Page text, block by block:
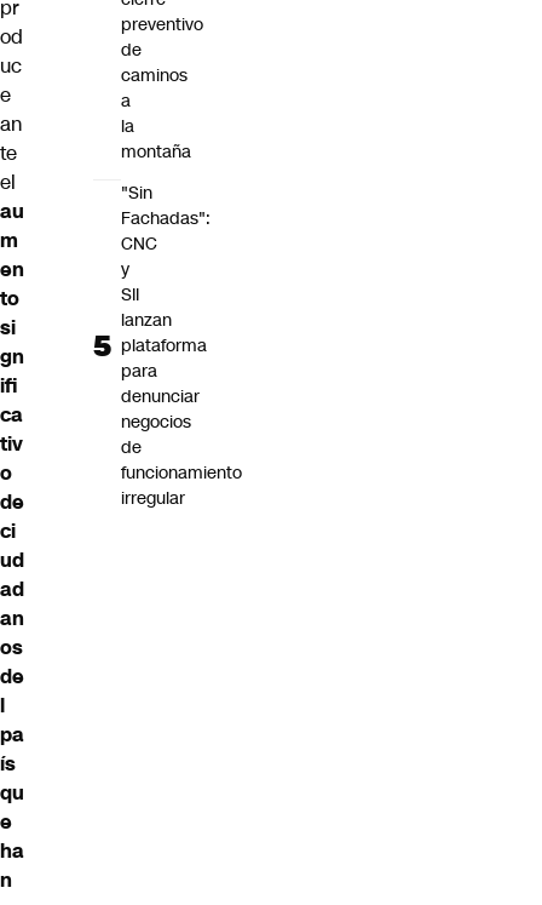
pr
od
uc
e
an
te
el
au
m
en
to
si
gn
ifi
ca
tiv
o
de
ci
ud
ad
an
os
de
l
pa
ís
qu
e
ha
n
preventivo
de
caminos
a
la
montaña
"Sin
Fachadas":
CNC
y
SII
lanzan
plataforma
para
denunciar
negocios
de
funcionamiento
irregular